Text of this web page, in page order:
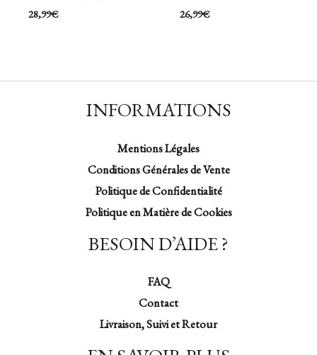
28,99€ 26,99€
INFORMATIONS
Mentions Légales
Conditions Générales de Vente
Politique de Confidentialité
Politique en Matière de Cookies
BESOIN D’AIDE ?
FAQ
Contact
Livraison, Suivi et Retour